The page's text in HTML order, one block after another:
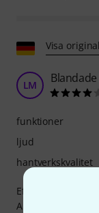
Visa original
LM
Efter att ha ägt
American
funktioner
ljud
hantverkskvalitet